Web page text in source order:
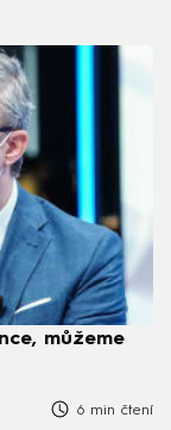
můžeme
6 min čtení